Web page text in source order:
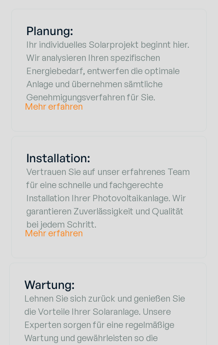
Planung:
Ihr individuelles Solarprojekt beginnt hier.
Wir analysieren Ihren spezifischen
Energiebedarf, entwerfen die optimale
Anlage und übernehmen sämtliche
Genehmigungsverfahren für Sie.
Mehr erfahren
Installation:
Vertrauen Sie auf unser erfahrenes Team
für eine schnelle und fachgerechte
Installation Ihrer Photovoltaikanlage. Wir
garantieren Zuverlässigkeit und Qualität
bei jedem Schritt.
Mehr erfahren
Wartung:
Lehnen Sie sich zurück und genießen Sie
die Vorteile Ihrer Solaranlage. Unsere
Experten sorgen für eine regelmäßige
Wartung und gewährleisten so die